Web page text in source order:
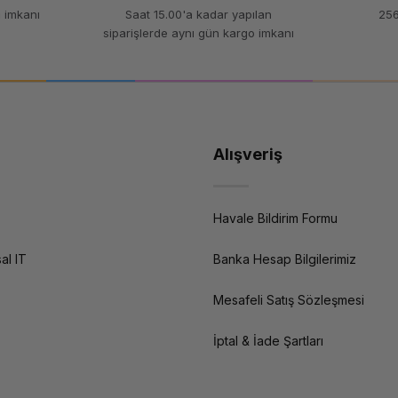
Saat 15.00'a kadar yapılan
siparişlerde aynı gün kargo imkanı
IT
Alışveriş
Havale Bildirim Formu
Banka Hesap Bilgilerimiz
Mesafeli Satış Sözleşmesi
İptal & İade Şartları